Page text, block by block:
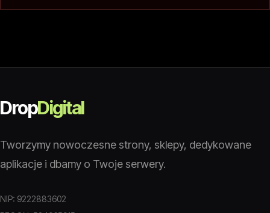
DropDigital
Tworzymy nowoczesne strony, sklepy, dedykowane
aplikacje i dbamy o Twoje serwery.
NIP: 9222883602